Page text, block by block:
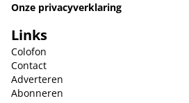
Onze privacyverklaring
Links
Colofon
Contact
Adverteren
Abonneren